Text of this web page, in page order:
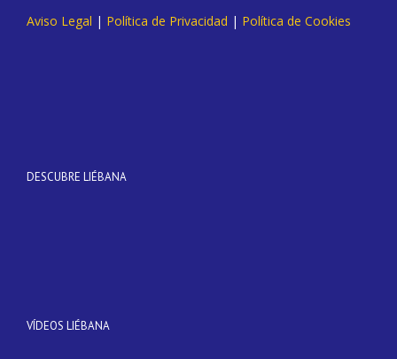
Aviso Legal | Política de Privacidad | Política de Cookies
DESCUBRE LIÉBANA
VÍDEOS LIÉBANA